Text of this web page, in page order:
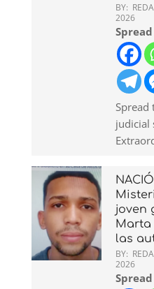
BY:
2026
Spread
judicial
joven
las
BY:
2026